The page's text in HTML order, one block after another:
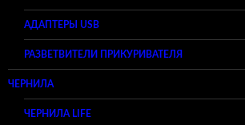
АДАПТЕРЫ USB
РАЗВЕТВИТЕЛИ ПРИКУРИВАТЕЛЯ
ЧЕРНИЛА
ЧЕРНИЛА LIFE